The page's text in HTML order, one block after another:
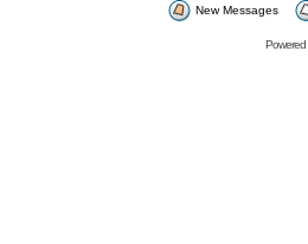
New Messages